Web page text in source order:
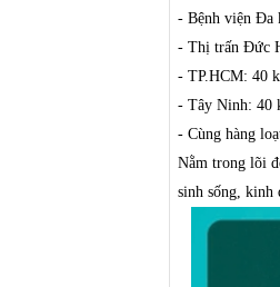
- Bệnh viện Đa
- Thị trấn Đức
- TP.HCM: 40
- Tây Ninh: 40
- Cùng hàng
Nằm trong lõi
sinh sống, kinh